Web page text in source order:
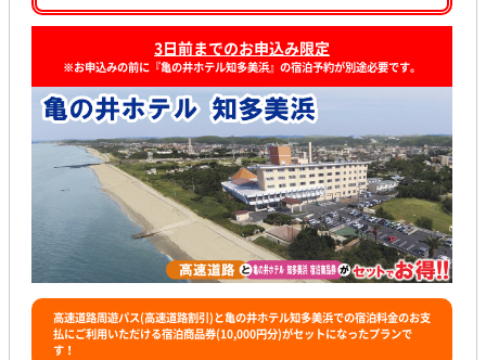
3日前までのお申込み限定
※お申込みの前に『亀の井ホテル知多美浜』の宿泊予約が別途必要です。
高速道路周遊パス(高速道路割引)と亀の井ホテル知多美浜での宿泊料金のお支
払にご利用いただける宿泊商品券(10,000円分)がセットになったプランで
す！